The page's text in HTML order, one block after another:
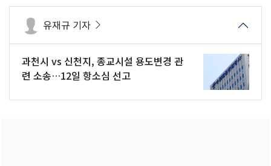
유재규 기자
과천시 vs 신천지, 종교시설 용도변경 관
련 소송…12일 항소심 선고